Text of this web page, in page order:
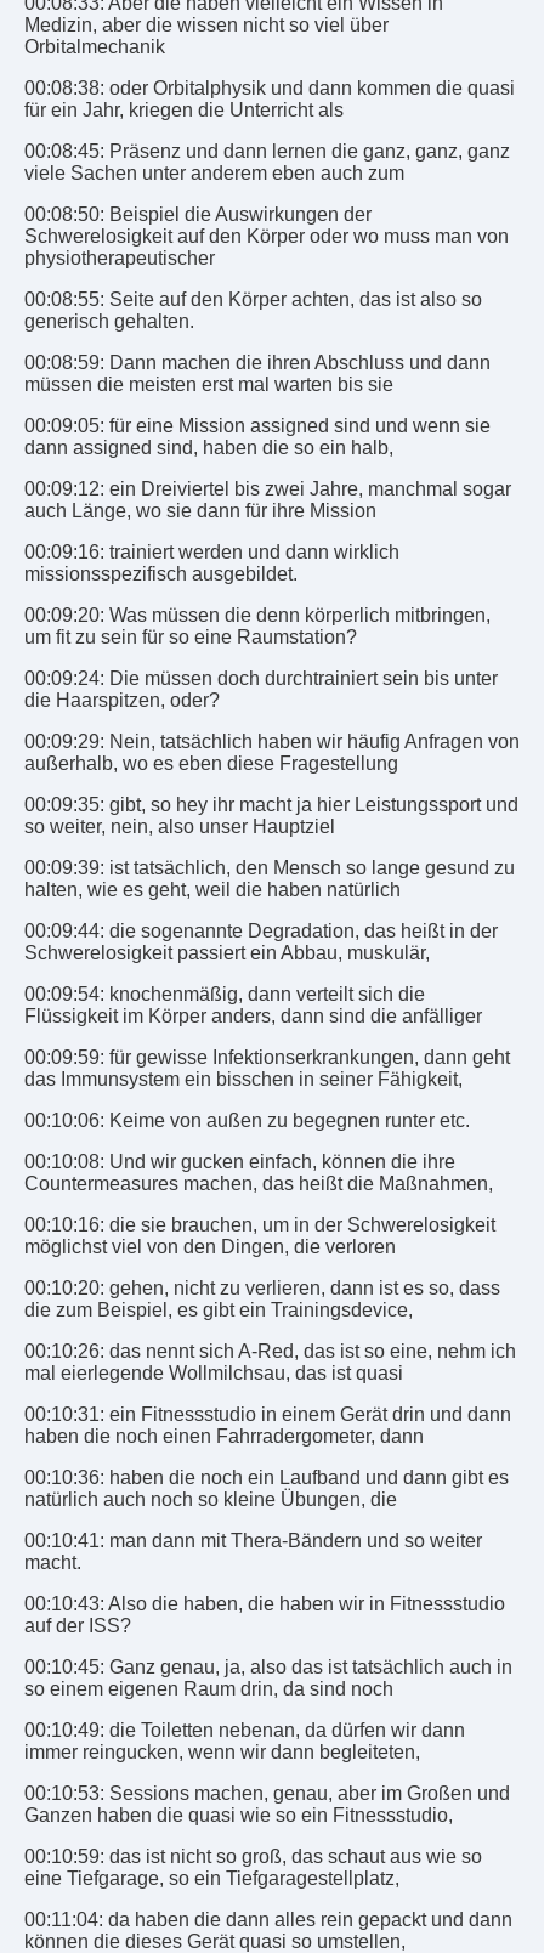
Medizin, aber die wissen nicht so viel über
Orbitalmechanik
00:08:38: oder Orbitalphysik und dann kommen die quasi
für ein Jahr, kriegen die Unterricht als
00:08:45: Präsenz und dann lernen die ganz, ganz, ganz
viele Sachen unter anderem eben auch zum
00:08:50: Beispiel die Auswirkungen der
Schwerelosigkeit auf den Körper oder wo muss man von
physiotherapeutischer
00:08:55: Seite auf den Körper achten, das ist also so
generisch gehalten.
00:08:59: Dann machen die ihren Abschluss und dann
müssen die meisten erst mal warten bis sie
00:09:05: für eine Mission assigned sind und wenn sie
dann assigned sind, haben die so ein halb,
00:09:12: ein Dreiviertel bis zwei Jahre, manchmal sogar
auch Länge, wo sie dann für ihre Mission
00:09:16: trainiert werden und dann wirklich
missionsspezifisch ausgebildet.
00:09:20: Was müssen die denn körperlich mitbringen,
um fit zu sein für so eine Raumstation?
00:09:24: Die müssen doch durchtrainiert sein bis unter
die Haarspitzen, oder?
00:09:29: Nein, tatsächlich haben wir häufig Anfragen von
außerhalb, wo es eben diese Fragestellung
00:09:35: gibt, so hey ihr macht ja hier Leistungssport und
so weiter, nein, also unser Hauptziel
00:09:39: ist tatsächlich, den Mensch so lange gesund zu
halten, wie es geht, weil die haben natürlich
00:09:44: die sogenannte Degradation, das heißt in der
Schwerelosigkeit passiert ein Abbau, muskulär,
00:09:54: knochenmäßig, dann verteilt sich die
Flüssigkeit im Körper anders, dann sind die anfälliger
00:09:59: für gewisse Infektionserkrankungen, dann geht
das Immunsystem ein bisschen in seiner Fähigkeit,
00:10:06: Keime von außen zu begegnen runter etc.
00:10:08: Und wir gucken einfach, können die ihre
Countermeasures machen, das heißt die Maßnahmen,
00:10:16: die sie brauchen, um in der Schwerelosigkeit
möglichst viel von den Dingen, die verloren
00:10:20: gehen, nicht zu verlieren, dann ist es so, dass
die zum Beispiel, es gibt ein Trainingsdevice,
00:10:26: das nennt sich A-Red, das ist so eine, nehm ich
mal eierlegende Wollmilchsau, das ist quasi
00:10:31: ein Fitnessstudio in einem Gerät drin und dann
haben die noch einen Fahrradergometer, dann
00:10:36: haben die noch ein Laufband und dann gibt es
natürlich auch noch so kleine Übungen, die
00:10:41: man dann mit Thera-Bändern und so weiter
macht.
00:10:43: Also die haben, die haben wir in Fitnessstudio
auf der ISS?
00:10:45: Ganz genau, ja, also das ist tatsächlich auch in
so einem eigenen Raum drin, da sind noch
00:10:49: die Toiletten nebenan, da dürfen wir dann
immer reingucken, wenn wir dann begleiteten,
00:10:53: Sessions machen, genau, aber im Großen und
Ganzen haben die quasi wie so ein Fitnessstudio,
00:10:59: das ist nicht so groß, das schaut aus wie so
eine Tiefgarage, so ein Tiefgaragestellplatz,
00:11:04: da haben die dann alles rein gepackt und dann
können die dieses Gerät quasi so umstellen,